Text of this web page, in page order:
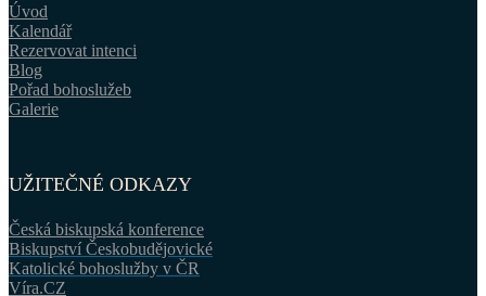
Úvod
Kalendář
Rezervovat intenci
Blog
Pořad bohoslužeb
Galerie
UŽITEČNÉ ODKAZY
Česká biskupská konference
Biskupství Českobudějovické
Katolické bohoslužby v ČR
Víra.CZ